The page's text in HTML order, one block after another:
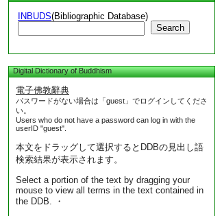
INBUDS(Bibliographic Database)
Search
Digital Dictionary of Buddhism
電子佛教辭典
パスワードがない場合は「guest」でログインしてくださ
い。
Users who do not have a password can log in with the
userID "guest".
本文をドラッグして選択するとDDBの見出し語
検索結果が表示されます。
Select a portion of the text by dragging your
mouse to view all terms in the text contained in
the DDB. ・